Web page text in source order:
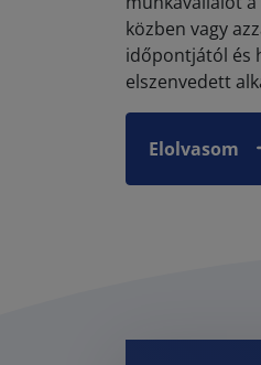
közben vagy
időpontjától és
elszenvedett
Elolvasom